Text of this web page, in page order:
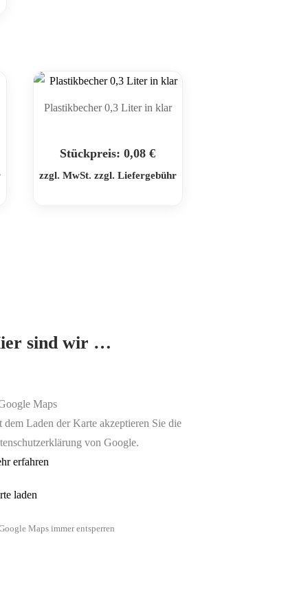
Plastikbecher 0,3 Liter in klar
Stückpreis:0,08€
zzgl. MwSt. zzgl. Liefergebühr
sind wir …
dem Laden der Karte akzeptieren Sie die
von Google.
erfahren
laden
Maps immer entsperren